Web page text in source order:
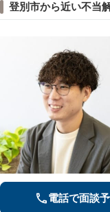
登別市から近い不当
電話で面談